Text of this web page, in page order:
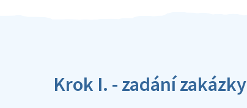
Krok I. - zadání zakázky